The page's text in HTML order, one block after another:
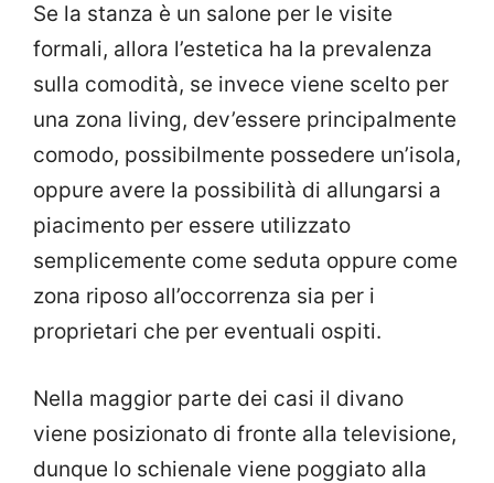
Se la stanza è un salone per le visite
formali, allora l’estetica ha la prevalenza
sulla comodità, se invece viene scelto per
una zona living, dev’essere principalmente
comodo, possibilmente possedere un’isola,
oppure avere la possibilità di allungarsi a
piacimento per essere utilizzato
semplicemente come seduta oppure come
zona riposo all’occorrenza sia per i
proprietari che per eventuali ospiti.
Nella maggior parte dei casi il divano
viene posizionato di fronte alla televisione,
dunque lo schienale viene poggiato alla